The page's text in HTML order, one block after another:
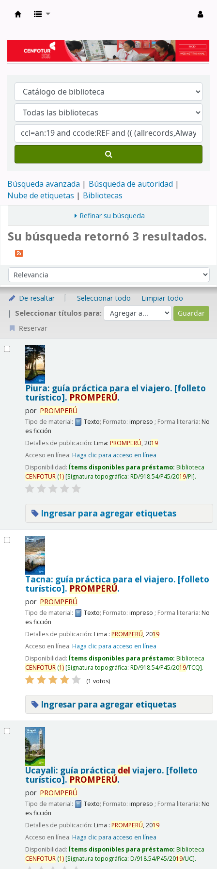
Búsqueda avanzada
Búsqueda de autoridad
Nube de etiquetas
Bibliotecas
Refinar su búsqueda
Su búsqueda retornó 3 resultados.
Ordenar por:
De-resaltar Seleccionar todo
Limpiar todo
Seleccionar títulos para:
Reservar
Piura: guía práctica para el viajero. [folleto
turístico]. PROMPERÚ.
por PROMPERÚ
Tipo de material: Texto; Formato: impreso ; Forma literaria: No
es ficción
Detalles de publicación: Lima: PROMPERÚ,2019
Acceso en línea: Haga clic para acceso en línea
Disponibilidad: Ítems disponibles para préstamo: Biblioteca
CENFOTUR(1) Signatura topográfica: RD/918.54/P45/2019/PI .
Ingresar para agregar etiquetas
Tacna: guía práctica para el viajero. [folleto
turístico]. PROMPERÚ.
por PROMPERÚ
Tipo de material: Texto; Formato: impreso ; Forma literaria: No
es ficción
Detalles de publicación: Lima : PROMPERÚ,2019
Acceso en línea: Haga clic para acceso en línea
Disponibilidad: Ítems disponibles para préstamo: Biblioteca
CENFOTUR(1) Signatura topográfica: RD/918.54/P45/2019/TCQ .
(1 votos)
Ingresar para agregar etiquetas
Ucayali: guía práctica del viajero. [folleto
turístico]. PROMPERÚ.
por PROMPERÚ
Tipo de material: Texto; Formato: impreso ; Forma literaria: No
es ficción
Detalles de publicación: Lima : PROMPERÚ,2019
Acceso en línea: Haga clic para acceso en línea
Disponibilidad: Ítems disponibles para préstamo: Biblioteca
CENFOTUR(1) Signatura topográfica: D/918.54/P45/2019/UC .